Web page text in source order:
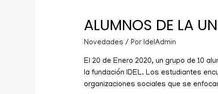
ALUMNOS DE LA
Novedades / PorIdelAdmin
El 20 de Enero 2020, un grupo de 10
la fundación IDEL. Los estudiantes
organizaciones sociales que se